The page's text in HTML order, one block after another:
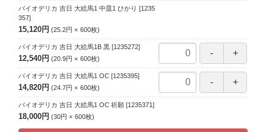
バイオデリカ 吉日 大絵馬1 中皿1 ひかり [1235
357]
15,120円 25.2円 600枚
バイオデリカ 吉日 大絵馬1B 黒 [1235272]
12,540円 20.9円 600枚
バイオデリカ 吉日 大絵馬1 OC [1235395]
14,820円 24.7円 600枚
バイオデリカ 吉日 大絵馬1 OC 祈願 [1235371]
18,000円 30円 600枚